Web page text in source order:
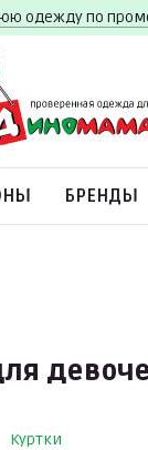
одежду по
БРЕНДЫ
Куртки